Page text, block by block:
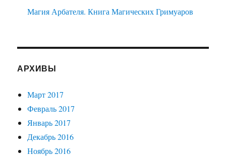
Магия Арбателя. Книга Магических Гримуаров
АРХИВЫ
Март 2017
Февраль 2017
Январь 2017
Декабрь 2016
Ноябрь 2016